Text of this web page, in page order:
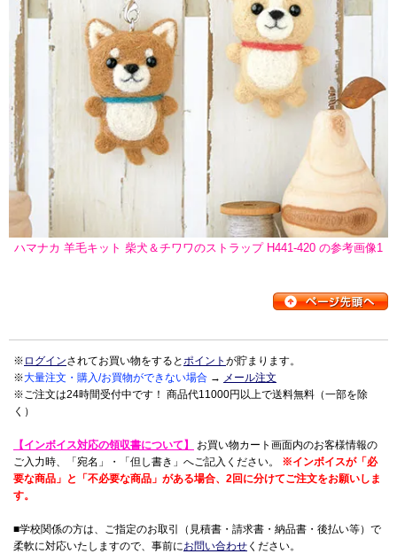
ハマナカ 羊毛キット 柴犬＆チワワのストラップ H441-420 の参考画像1
※ ログインされてお買い物をするとポイント が貯まります。
※大量注文・購入/お買物ができない場合 → メール注文
※ご注文は24時間受付中です！ 商品代11000円以上で送料無料（一部を除
く）
【インボイス対応の領収書について】
お買い物カート画面内のお客様情報の
ご入力時、「宛名」・「但し書き」へご記入ください。 ※インボイスが「必
要な商品」と「不必要な商品」がある場合、2回に分けてご注文をお願いしま
す。
■学校関係の方は、ご指定のお取引（見積書・請求書・納品書・後払い等）で
柔軟に対応いたしますので、事前にお問い合わせ ください。